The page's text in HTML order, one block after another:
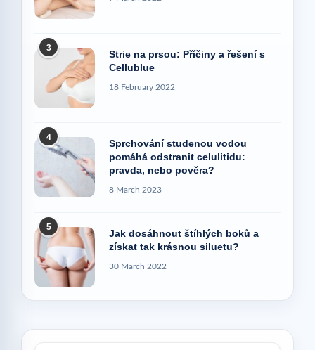
3
Strie na prsou: Příčiny a řešení s
Cellublue
18 February 2022
4
Sprchování studenou vodou
pomáhá odstranit celulitidu:
pravda, nebo pověra?
8 March 2023
5
Jak dosáhnout štíhlých boků a
získat tak krásnou siluetu?
30 March 2022